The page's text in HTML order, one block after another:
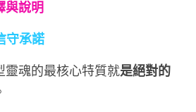
與說明
守承諾
靈魂的最核心特質就是絕對的